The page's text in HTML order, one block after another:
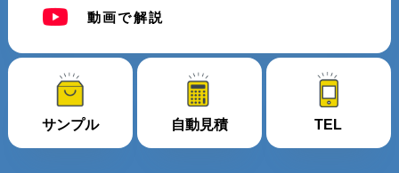
動画で解説
サンプル 自動見積 TEL